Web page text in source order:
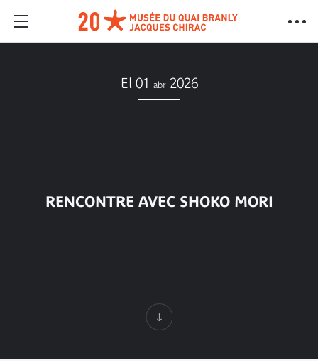
El 01 abr 2026
RENCONTRE AVEC SHOKO MORI